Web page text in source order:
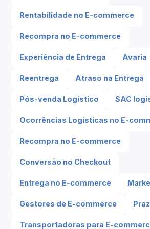
Rentabilidade no E-commerce
Recompra no E-commerce
Experiência de Entrega Avaria
Reentrega Atraso na Entrega
Pós-venda Logístico SAC
Ocorrências Logísticas no E-
Recompra no E-commerce
Conversão no Checkout
Entrega no E-commerce
Gestores de E-commerce
Transportadoras para E-